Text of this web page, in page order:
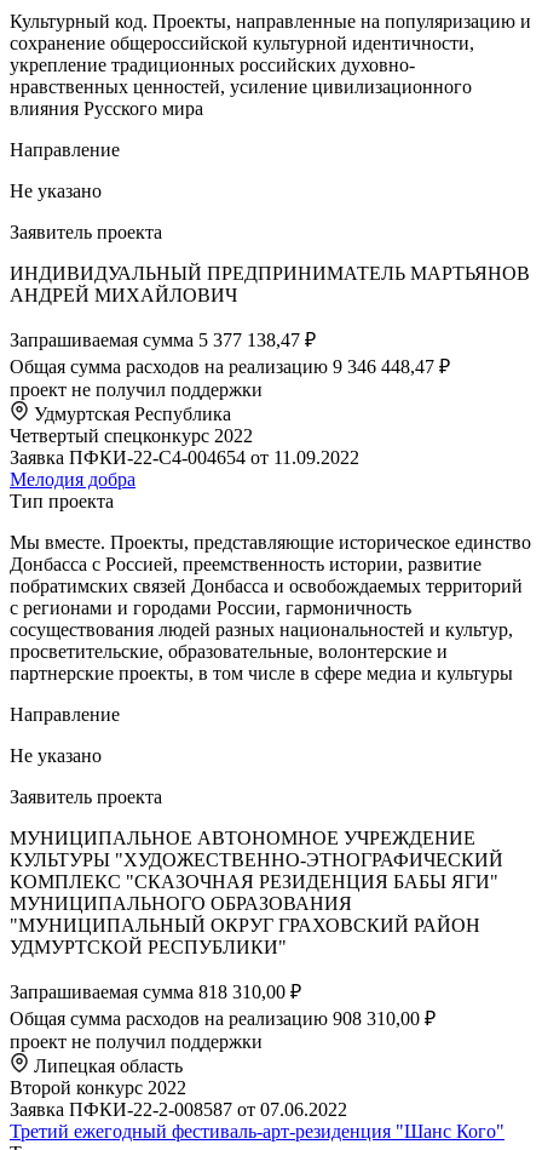
Культурный код. Проекты, направленные на популяризацию и
сохранение общероссийской культурной идентичности,
укрепление традиционных российских духовно-
нравственных ценностей, усиление цивилизационного
влияния Русского мира
Направление
Не указано
Заявитель проекта
ИНДИВИДУАЛЬНЫЙ ПРЕДПРИНИМАТЕЛЬ МАРТЬЯНОВ
АНДРЕЙ МИХАЙЛОВИЧ
Запрашиваемая сумма 5 377 138,47 ₽
Общая сумма расходов на реализацию 9 346 448,47 ₽
проект не получил поддержки
Удмуртская Республика
Четвертый спецконкурс 2022
Заявка ПФКИ-22-С4-004654 от 11.09.2022
Мелодия добра
Тип проекта
Мы вместе. Проекты, представляющие историческое единство
Донбасса с Россией, преемственность истории, развитие
побратимских связей Донбасса и освобождаемых территорий
с регионами и городами России, гармоничность
сосуществования людей разных национальностей и культур,
просветительские, образовательные, волонтерские и
партнерские проекты, в том числе в сфере медиа и культуры
Направление
Не указано
Заявитель проекта
МУНИЦИПАЛЬНОЕ АВТОНОМНОЕ УЧРЕЖДЕНИЕ
КУЛЬТУРЫ "ХУДОЖЕСТВЕННО-ЭТНОГРАФИЧЕСКИЙ
КОМПЛЕКС "СКАЗОЧНАЯ РЕЗИДЕНЦИЯ БАБЫ ЯГИ"
МУНИЦИПАЛЬНОГО ОБРАЗОВАНИЯ
"МУНИЦИПАЛЬНЫЙ ОКРУГ ГРАХОВСКИЙ РАЙОН
УДМУРТСКОЙ РЕСПУБЛИКИ"
Запрашиваемая сумма 818 310,00 ₽
Общая сумма расходов на реализацию 908 310,00 ₽
проект не получил поддержки
Липецкая область
Второй конкурс 2022
Заявка ПФКИ-22-2-008587 от 07.06.2022
Третий ежегодный фестиваль-арт-резиденция "Шанс Кого"